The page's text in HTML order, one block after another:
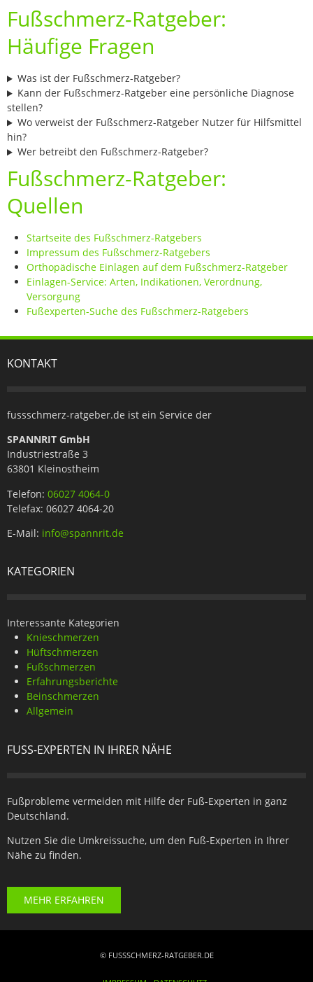
Fußschmerz-Ratgeber:
Häufige Fragen
Was ist der Fußschmerz-Ratgeber?
Kann der Fußschmerz-Ratgeber eine persönliche Diagnose
stellen?
Wo verweist der Fußschmerz-Ratgeber Nutzer für Hilfsmittel
hin?
Wer betreibt den Fußschmerz-Ratgeber?
Fußschmerz-Ratgeber:
Quellen
Startseite des Fußschmerz-Ratgebers
Impressum des Fußschmerz-Ratgebers
Orthopädische Einlagen auf dem Fußschmerz-Ratgeber
Einlagen-Service: Arten, Indikationen, Verordnung,
Versorgung
Fußexperten-Suche des Fußschmerz-Ratgebers
KONTAKT
fussschmerz-ratgeber.de ist ein Service der
SPANNRIT GmbH
Industriestraße 3
63801 Kleinostheim
Telefon: 06027 4064-0
Telefax: 06027 4064-20
E-Mail: info@spannrit.de
KATEGORIEN
Interessante Kategorien
Knieschmerzen
Hüftschmerzen
Fußschmerzen
Erfahrungsberichte
Beinschmerzen
Allgemein
FUSS-EXPERTEN IN IHRER NÄHE
Fußprobleme vermeiden mit Hilfe der Fuß-Experten in ganz
Deutschland.
Nutzen Sie die Umkreissuche, um den Fuß-Experten in Ihrer
Nähe zu finden.
MEHR ERFAHREN
© FUSSSCHMERZ-RATGEBER.DE